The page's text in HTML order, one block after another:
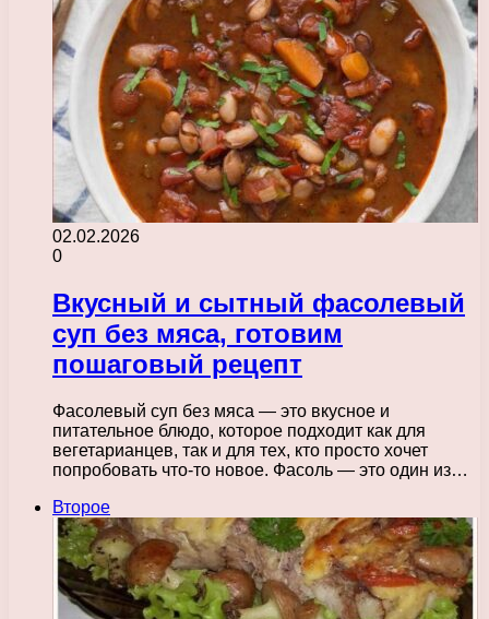
02.02.2026
0
Вкусный и сытный фасолевый
суп без мяса, готовим
пошаговый рецепт
Фасолевый суп без мяса — это вкусное и
питательное блюдо, которое подходит как для
вегетарианцев, так и для тех, кто просто хочет
попробовать что-то новое. Фасоль — это один из…
Второе